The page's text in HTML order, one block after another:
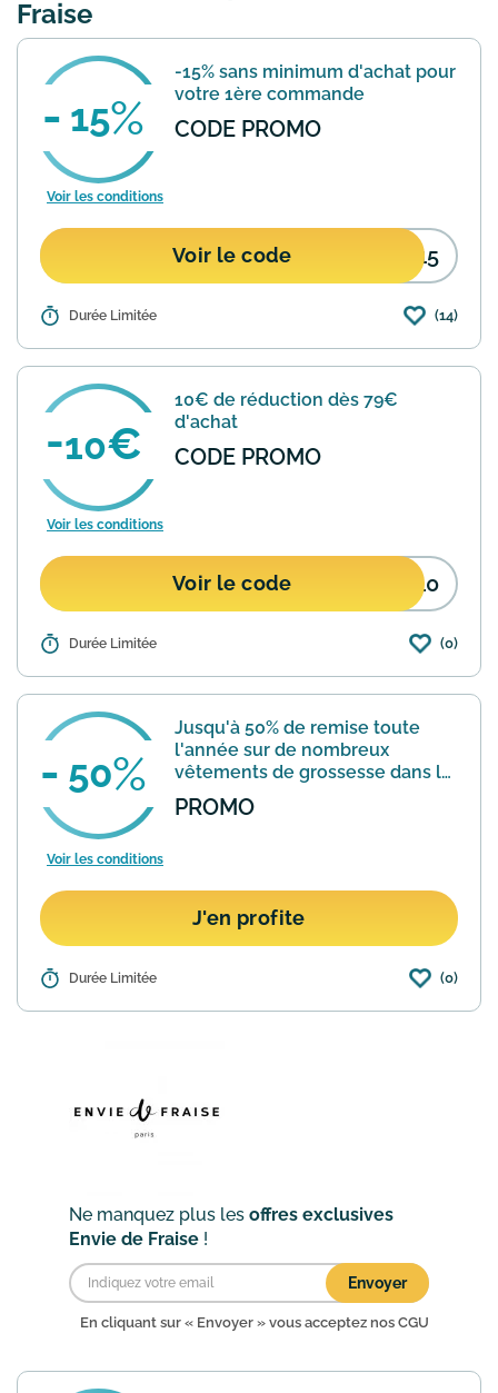
Fraise ?
Fraise
15
-15% sans minimum d'achat pour
votre 1ère commande
CODE PROMO
Voir les conditions
Voir le code E15
Détails : Economisez 15% sur votre première
appliquant ce code promotionnel dans
votre panier . Offre valable sans
minimum d'achat . Non valable s...
savoir plus
Durée Limitée (14)
10
10€ de réduction dès 79€
d'achat
CODE PROMO
Voir les conditions
Voir le code Y10
Détails : Bénéficiez de 10€ de réduction
partir de 79€ en appliquant ce code
promo dans votre panier sur Envie de
Fraise.En savoir plus
Durée Limitée (0)
50
Jusqu'à 50% de remise toute
l'année sur de nombreux
vêtements de grossesse dans la
section outlet
PROMO
Voir les conditions
J'en profite
Détails : Dans sa section "Outlet" le site Envie de
Durée Limitée (0)
Ne manquez plus les offres exclusives
Envie de Fraise !
Envoyer
En cliquant sur « Envoyer » vous acceptez nos CGU